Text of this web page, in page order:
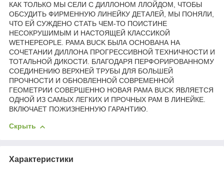
КАК ТОЛЬКО МЫ СЕЛИ С ДИЛЛОНОМ ЛЛОЙДОМ, ЧТОБЫ
ОБСУДИТЬ ФИРМЕННУЮ ЛИНЕЙКУ ДЕТАЛЕЙ, МЫ ПОНЯЛИ,
ЧТО ЕЙ СУЖДЕНО СТАТЬ ЧЕМ-ТО ПОИСТИНЕ
НЕСОКРУШИМЫМ И НАСТОЯЩЕЙ КЛАССИКОЙ
WETHEPEOPLE. РАМА BUCK БЫЛА ОСНОВАНА НА
СОЧЕТАНИИ ДИЛЛОНА ПРОГРЕССИВНОЙ ТЕХНИЧНОСТИ И
ТОТАЛЬНОЙ ДИКОСТИ. БЛАГОДАРЯ ПЕРФОРИРОВАННОМУ
СОЕДИНЕНИЮ ВЕРХНЕЙ ТРУБЫ ДЛЯ БОЛЬШЕЙ
ПРОЧНОСТИ И ОБНОВЛЕННОЙ СОВРЕМЕННОЙ
ГЕОМЕТРИИ СОВЕРШЕННО НОВАЯ РАМА BUCK ЯВЛЯЕТСЯ
ОДНОЙ ИЗ САМЫХ ЛЕГКИХ И ПРОЧНЫХ РАМ В ЛИНЕЙКЕ.
ВКЛЮЧАЕТ ПОЖИЗНЕННУЮ ГАРАНТИЮ.
Скрыть
Характеристики